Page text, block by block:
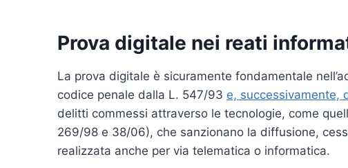
Prova digitale nei reati
La prova digitale è sicuramente fondamentale
codice penale dalla L. 547/93 e, successivamente,
delitti commessi attraverso le tecnologie, come
269/98 e 38/06), che sanzionano la diffusione,
realizzata anche per via telematica o informatica.